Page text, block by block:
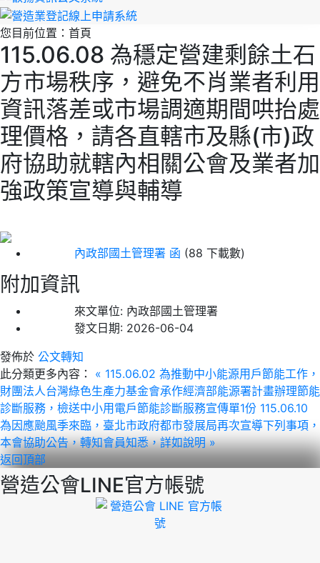
您目前位置： 首頁
115.06.08 為穩定營建剩餘土石
方市場秩序，避免不肖業者利用
資訊落差或市場調適期間哄抬處
理價格，請各直轄市及縣(市)政
府協助就轄內相關公會及業者加
強政策宣導與輔導
內政部國土管理署 函 (88 下載數)
附加資訊
來文單位: 內政部國土管理署
發文日期: 2026-06-04
發佈於 公文轉知
此分類更多內容：
« 115.06.02 為推動中小能源用戶節能工作，
財團法人台灣綠色生產力基金會承作經濟部能源署計畫辦理節能
診斷服務，檢送中小用電戶節能診斷服務宣傳單1份 115.06.10
為因應颱風季來臨，臺北市政府都市發展局再次宣導下列事項，
本會協助公告，轉知會員知悉，詳如說明 »
返回頂部
營造公會LINE官方帳號